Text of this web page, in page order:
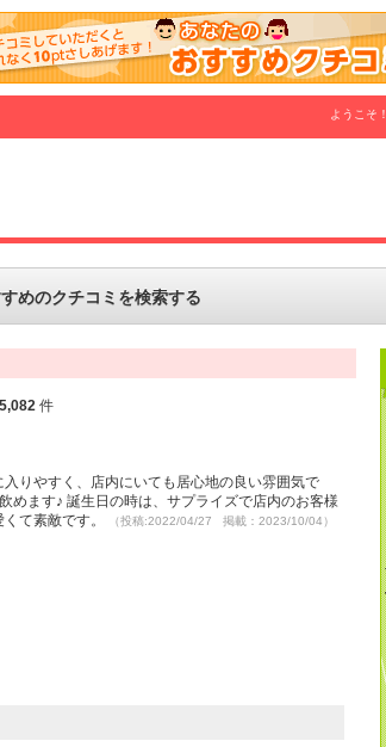
ようこそ！
めのクチコミを検索する
5,082 件
りやすく、店内にいても居心地の良い雰囲気で
めます♪ 誕生日の時は、サプライズで店内のお客様
て素敵です。
（投稿:2022/04/27 掲載：2023/10/04）